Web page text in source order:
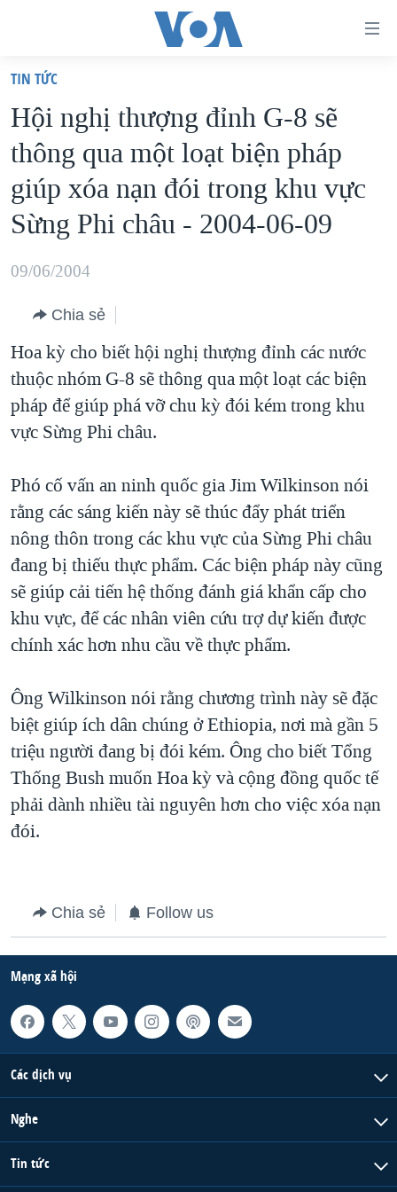
truy
cập
Tới
nội
dung
chính
Tới
hướng
chính
Đi
"Tìm"
VIỆT NAM
HOA KỲ
BIỂN ĐÔNG
THẾ GIỚI
MỤC
TỰ DO BÁO CHÍ
VẠCH TRẦN TIN GIẢ
NGƯỜI VIỆT HẢI NGOẠI
KINH TẾ
KHOA HỌC
SỨC KHOẺ
VĂN HOÁ
THỂ THAO
GIÁO DỤC
CHUYÊN ĐỀ
CHIẾN TRANH THƯƠNG MẠI CỦA MỸ: QUÁ KHỨ VÀ HIỆN
TẠI
HÀNH TRÌNH BẦU CỬ 2024
GIẢI MÃ VÀNH ĐAI & CON ĐƯỜNG
NGÀY TỊ NẠN THẾ GIỚI
TRỊNH VĨNH BÌNH - NGƯỜI HẠ 'BÊN THẮNG CUỘC'
GROUND ZERO – XƯA VÀ NAY
CHI PHÍ CHIẾN TRANH AFGHANISTAN
CÁC GIÁ TRỊ CỘNG HÒA Ở VIỆT NAM
THƯỢNG ĐỈNH TRUMP-KIM TẠI VIỆT NAM
TRỊNH VĨNH BÌNH VS. CHÍNH PHỦ VIỆT NAM
NGƯ DÂN VIỆT VÀ LÀN SÓNG TRỘM HẢI SÂM
BÊN KIA QUỐC LỘ: TIẾNG VỌNG TỪ NÔNG THÔN MỸ
HỌC TIẾNG ANH
VIDEO
NGHE
MẠNG XÃ HỘI
Ngôn ngữ khác
TIN TỨC
Hội nghị thượng đỉnh G-8 sẽ
thông qua một loạt biện pháp
giúp xóa nạn đói trong khu vực
Sừng Phi châu - 2004-06-09
09/06/2004
Chia sẻ
Hoa kỳ cho biết hội nghị thượng đỉnh các nước
thuộc nhóm G-8 sẽ thông qua một loạt các biện
pháp để giúp phá vỡ chu kỳ đói kém trong khu
vực Sừng Phi châu.
Phó cố vấn an ninh quốc gia Jim Wilkinson nói
rằng các sáng kiến này sẽ thúc đẩy phát triển
nông thôn trong các khu vực của Sừng Phi châu
đang bị thiếu thực phẩm. Các biện pháp này cũng
sẽ giúp cải tiến hệ thống đánh giá khẩn cấp cho
khu vực, để các nhân viên cứu trợ dự kiến được
chính xác hơn nhu cầu về thực phẩm.
Ông Wilkinson nói rằng chương trình này sẽ đặc
biệt giúp ích dân chúng ở Ethiopia, nơi mà gần 5
triệu người đang bị đói kém. Ông cho biết Tổng
Thống Bush muốn Hoa kỳ và cộng đồng quốc tế
phải dành nhiều tài nguyên hơn cho việc xóa nạn
đói.
Chia sẻ Follow us
Mạng xã hội
Các dịch vụ
Nghe
Tin tức